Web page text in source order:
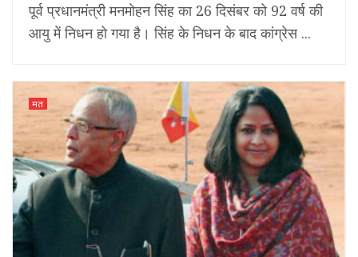
पूर्व प्रधानमंत्री मनमोहन सिंह का 26 दिसंबर को 92 वर्ष की
आयु में निधन हो गया है। सिंह के निधन के बाद कांग्रेस ...
मत